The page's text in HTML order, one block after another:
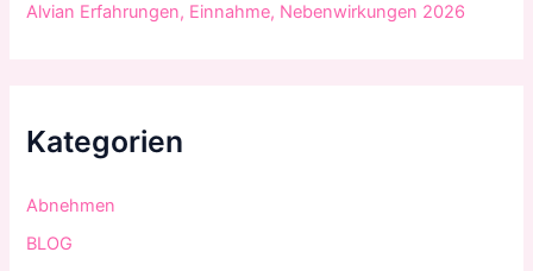
Alvian Erfahrungen, Einnahme, Nebenwirkungen 2026
Kategorien
Abnehmen
BLOG